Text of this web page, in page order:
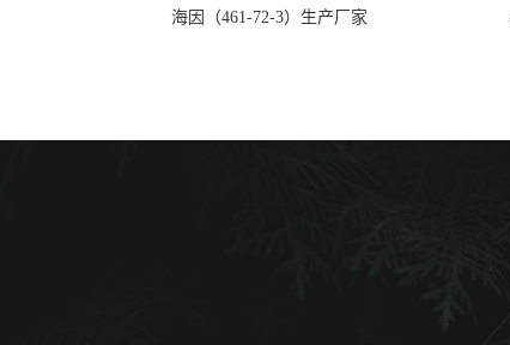
海因（461-72-3）生产厂家